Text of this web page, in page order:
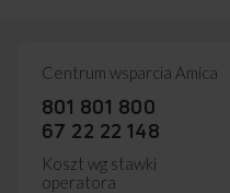
Centrum wsparcia Amica
801 801 800
67 22 22 148
Koszt wg stawki
operatora